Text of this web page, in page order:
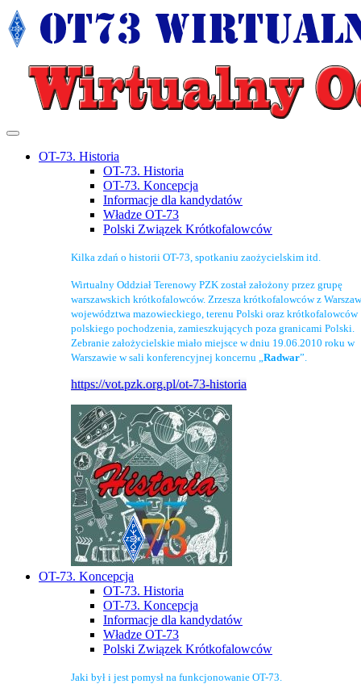
OT-73. Historia
OT-73. Historia
OT-73. Koncepcja
Informacje dla kandydatów
Władze OT-73
Polski Związek Krótkofalowców
Kilka zdań o historii OT-73, spotkaniu zaożycielskim itd.
Wirtualny Oddział Terenowy PZK został założony przez grupę
warszawskich krótkofalowców. Zrzesza krótkofalowców z
województwa mazowieckiego, terenu Polski oraz krótkofalowców
polskiego pochodzenia, zamieszkujących poza granicami Polski.
Zebranie założycielskie miało miejsce w dniu 19.06.2010 roku w
Warszawie w sali konferencyjnej koncernu „Radwar”.
https://vot.pzk.org.pl/ot-73-historia
OT-73. Koncepcja
OT-73. Historia
OT-73. Koncepcja
Informacje dla kandydatów
Władze OT-73
Polski Związek Krótkofalowców
Jaki był i jest pomysł na funkcjonowanie OT-73.